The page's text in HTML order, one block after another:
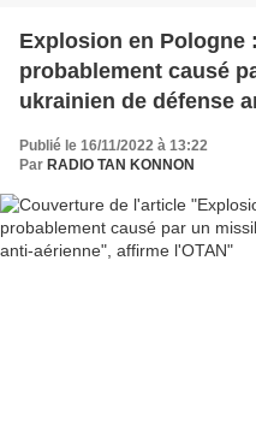
Explosion en Pologne
probablement causé
ukrainien de défense
Publié le 16/11/2022 à 13:22
Par RADIO TAN KONNON